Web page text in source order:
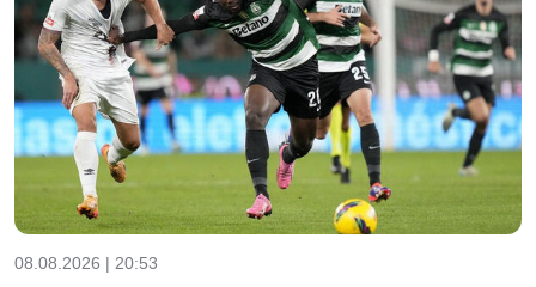
08.08.2026 | 20:53